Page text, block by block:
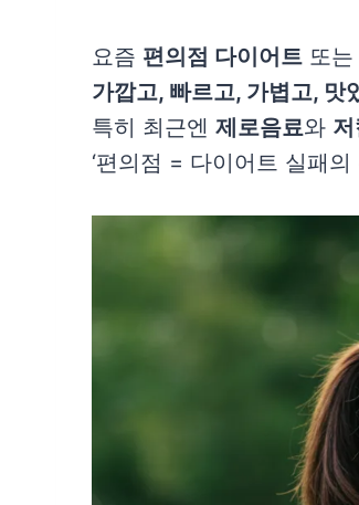
요즘 편의점 다이어트 또는
가깝고, 빠르고, 가볍고, 맛
특히 최근엔 제로음료와
‘편의점 = 다이어트 실패